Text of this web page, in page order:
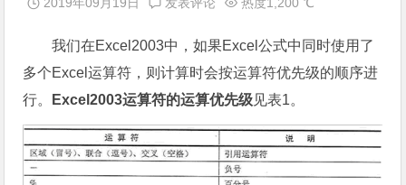
我们在Excel2003中，如果Excel公式中同时使用了
多个Excel运算符，则计算时会按运算符优先级的顺序进
行。
Excel2003运算符的运算优先级见表1。